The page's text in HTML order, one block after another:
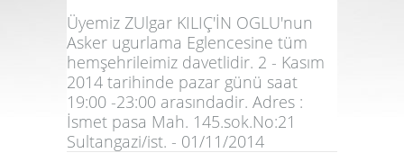
Üyemiz ZUlgar KILIÇ'İN OGLU'nun
Asker ugurlama Eglencesine tüm
hemşehrileimiz davetlidir. 2 - Kasım
2014 tarihinde pazar günü saat
19:00 -23:00 arasındadir. Adres :
İsmet pasa Mah. 145.sok.No:21
Sultangazi/ist. - 01/11/2014